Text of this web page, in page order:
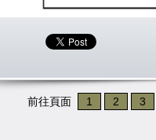
前往頁面 1 2 3